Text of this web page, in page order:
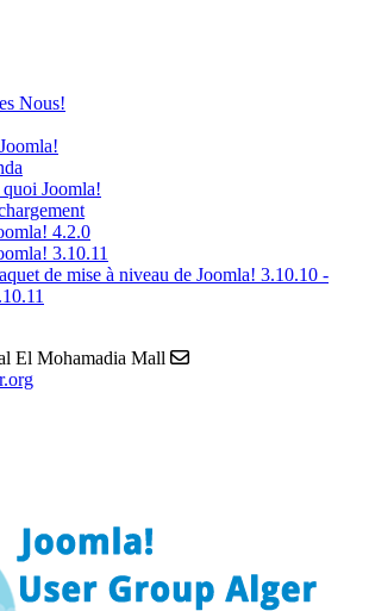
Nous!
quoi Joomla!
4.2.0
3.10.11
de mise à niveau de Joomla! 3.10.10 -
El Mohamadia Mall